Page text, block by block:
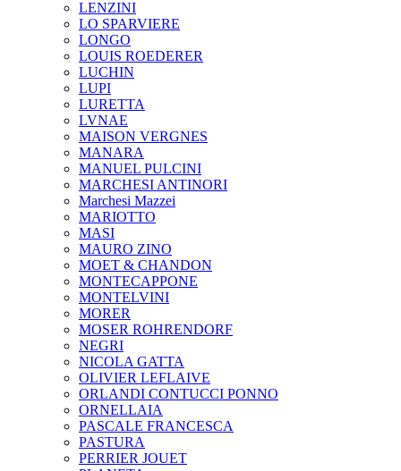
LENZINI
LO SPARVIERE
LONGO
LOUIS ROEDERER
LUCHIN
LUPI
LURETTA
LVNAE
MAISON VERGNES
MANARA
MANUEL PULCINI
MARCHESI ANTINORI
Marchesi Mazzei
MARIOTTO
MASI
MAURO ZINO
MOET & CHANDON
MONTECAPPONE
MONTELVINI
MORER
MOSER ROHRENDORF
NEGRI
NICOLA GATTA
OLIVIER LEFLAIVE
ORLANDI CONTUCCI PONNO
ORNELLAIA
PASCALE FRANCESCA
PASTURA
PERRIER JOUET